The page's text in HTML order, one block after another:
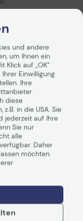
DOTS
Tonerkartuschen
9332CDW/-
und andere
um Ihnen ein
Klick auf „OK“
Einwilligung
Ihre
diese
in die USA. Sie
jederzeit auf Ihre
Sie nur
alle
Daher
möchten.